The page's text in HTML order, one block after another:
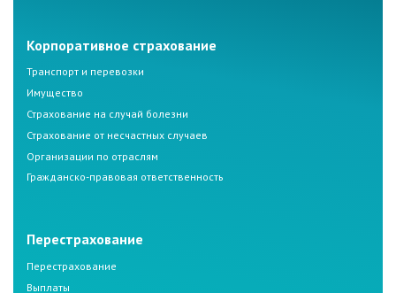
Корпоративное страхование
Транспорт и перевозки
Имущество
Страхование на случай болезни
Страхование от несчастных случаев
Организации по отраслям
Гражданско-правовая ответственность
Перестрахование
Перестрахование
Выплаты